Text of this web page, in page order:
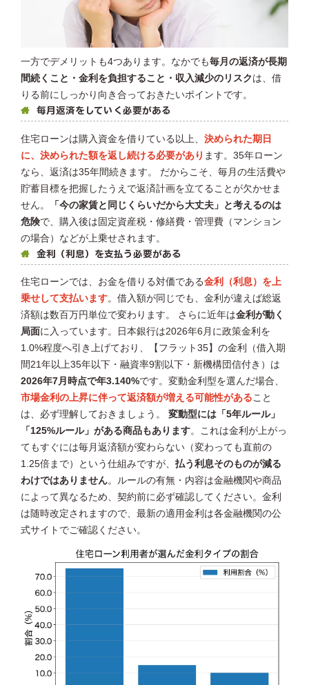
一方でデメリットも4つあります。なかでも毎月の返済が長期
間続くこと・金利を負担すること・収入減少のリスク は、借
りる前にしっかり向き合っておきたいポイントです。
毎月返済をしていく必要がある
住宅ローンは購入資金を借りている以上、 決められた期日
に、決められた額を返し続ける必要があり ます。35年ローン
なら、返済は35年間続きます。 だからこそ、毎月の生活費や
貯蓄目標を把握したうえで返済計画を立てることが欠かせま
せん。
「今の家賃と同じくらいだから大丈夫」と考えるのは
危険で、購入後は固定資産税・修繕費・管理費（マンション
の場合）などが上乗せされます。
金利（利息）を支払う必要がある
住宅ローンでは、お金を借りる対価である金利（利息）を上
乗せして支払います。借入額が同じでも、金利が違えば総返
済額は数百万円単位で変わります。 さらに近年は金利が動く
局面に入っています。日本銀行は2026年6月に政策金利を
1.0%程度へ引き上げており、【フラット35】の金利（借入期
間21年以上35年以下・融資率9割以下・新機構団信付き）は
2026年7月時点で年3.140%です。変動金利型を選んだ場合、
市場金利の上昇に伴って返済額が増える可能性があること
は、必ず理解しておきましょう。 変動型には「5年ルール」
「125%ルール」がある商品もあります。これは金利が上がっ
てもすぐには毎月返済額が変わらない（変わっても直前の
1.25倍まで）という仕組みですが、 払う利息そのものが減る
わけではありません。ルールの有無・内容は金融機関や商品
によって異なるため、契約前に必ず確認してください。金利
は随時改定されますので、最新の適用金利は各金融機関の公
式サイトでご確認ください。